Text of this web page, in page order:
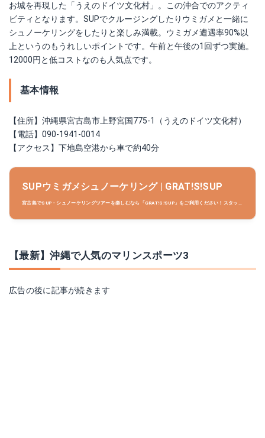
お城を再現した「うえのドイツ文化村」。この沖合でのアクティ
ビティとなります。SUPでクルージングしたりウミガメと一緒に
シュノーケリングをしたりと楽しみ満載。ウミガメ遭遇率90%以
上というのもうれしいポイントです。午前と午後の1回ずつ実施。
12000円と低コストなのも人気点です。
基本情報
【住所】沖縄県宮古島市上野宮国775-1（うえのドイツ文化村）
【電話】090-1941-0014
【アクセス】下地島空港から車で約40分
SUPウミガメシュノーケリング | GRAT!S!SUP
宮古島でSUP・シュノーケリングツアーを楽しむなら「GRAT!S!SUP」をご利用ください！スタッフ
【最新】沖縄で人気のマリンスポーツ3
広告の後に記事が続きます